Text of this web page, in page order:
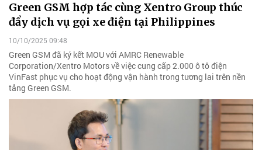
Green GSM hợp tác cùng Xentro Group thúc
đẩy dịch vụ gọi xe điện tại Philippines
10/10/2025 09:48
Green GSM đã ký kết MOU với AMRC Renewable
Corporation/Xentro Motors về việc cung cấp 2.000 ô tô điện
VinFast phục vụ cho hoạt động vận hành trong tương lai trên nền
tảng Green GSM.